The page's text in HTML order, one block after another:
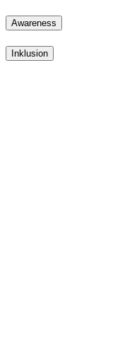
Awareness
Inklusion